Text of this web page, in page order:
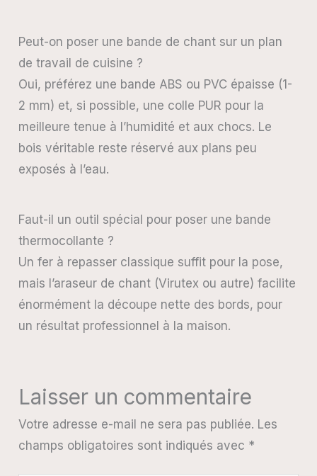
Peut-on poser une bande de chant sur un plan
de travail de cuisine ?
Oui, préférez une bande ABS ou PVC épaisse (1-
2 mm) et, si possible, une colle PUR pour la
meilleure tenue à l’humidité et aux chocs. Le
bois véritable reste réservé aux plans peu
exposés à l’eau.
Faut-il un outil spécial pour poser une bande
thermocollante ?
Un fer à repasser classique suffit pour la pose,
mais l’araseur de chant (Virutex ou autre) facilite
énormément la découpe nette des bords, pour
un résultat professionnel à la maison.
Laisser un commentaire
Votre adresse e-mail ne sera pas publiée. Les
champs obligatoires sont indiqués avec *